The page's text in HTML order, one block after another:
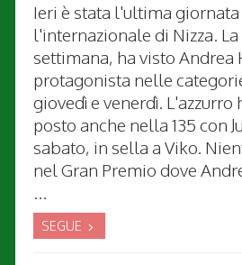
Ieri è stata l'ultima
l'internazionale di Nizza.
settimana, ha visto Andrea
protagonista nelle
giovedì e venerdì. L'azzurro
posto anche nella 135 con
sabato, in sella a Viko.
nel Gran Premio dove
...
SEGUE